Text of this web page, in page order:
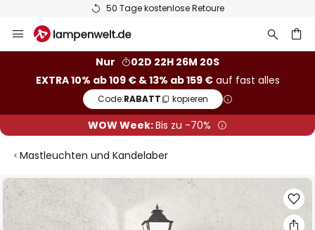
50 Tage kostenlose Retoure
Inhalt
Nur
02D 22H 26M 19S
EXTRA 10% ab 109 € & 13% ab 159 €auf fast alles
Code:RABATT kopieren
WOW Week:Bis zu -70%
Mastleuchten und Kandelaber
Zum
Ende
der